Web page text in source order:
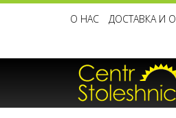
О НАС ДОСТАВКА И